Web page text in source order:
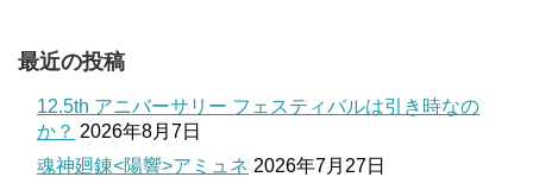
最近の投稿
12.5th アニバーサリー フェスティバルは引き時なの
か？ 2026年8月7日
魂神廻錬<陽響>アミュネ 2026年7月27日